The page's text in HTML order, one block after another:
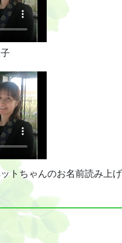
トちゃんのお名前読み上